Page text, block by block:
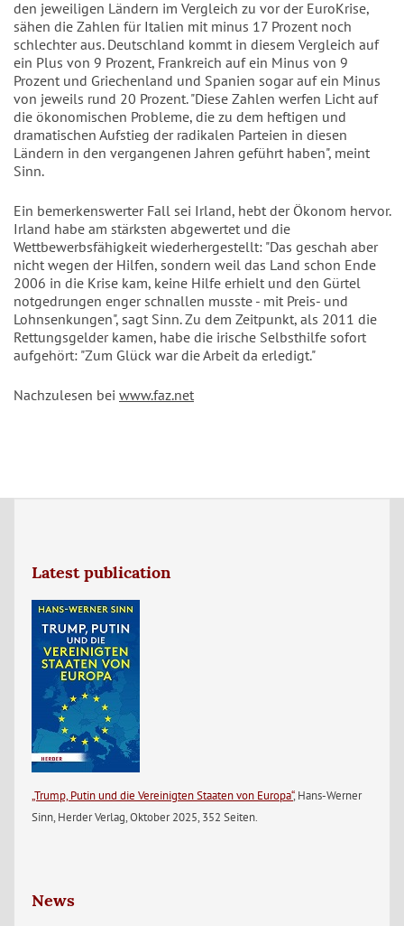
den jeweiligen Ländern im Vergleich zu vor der EuroKrise,
sähen die Zahlen für Italien mit minus 17 Prozent noch
schlechter aus. Deutschland kommt in diesem Vergleich auf
ein Plus von 9 Prozent, Frankreich auf ein Minus von 9
Prozent und Griechenland und Spanien sogar auf ein Minus
von jeweils rund 20 Prozent. "Diese Zahlen werfen Licht auf
die ökonomischen Probleme, die zu dem heftigen und
dramatischen Aufstieg der radikalen Parteien in diesen
Ländern in den vergangenen Jahren geführt haben", meint
Sinn.
Ein bemerkenswerter Fall sei Irland, hebt der Ökonom hervor.
Irland habe am stärksten abgewertet und die
Wettbewerbsfähigkeit wiederhergestellt: "Das geschah aber
nicht wegen der Hilfen, sondern weil das Land schon Ende
2006 in die Krise kam, keine Hilfe erhielt und den Gürtel
notgedrungen enger schnallen musste - mit Preis- und
Lohnsenkungen", sagt Sinn. Zu dem Zeitpunkt, als 2011 die
Rettungsgelder kamen, habe die irische Selbsthilfe sofort
aufgehört: "Zum Glück war die Arbeit da erledigt."
Nachzulesen bei www.faz.net
Latest publication
„Trump, Putin und die Vereinigten Staaten von Europa“, Hans-Werner
Sinn, Herder Verlag, Oktober 2025, 352 Seiten.
News